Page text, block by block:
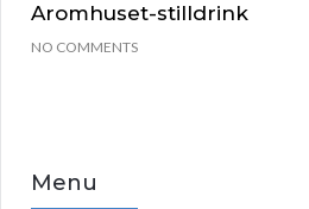
Aromhuset-stilldrink
NO COMMENTS
Menu